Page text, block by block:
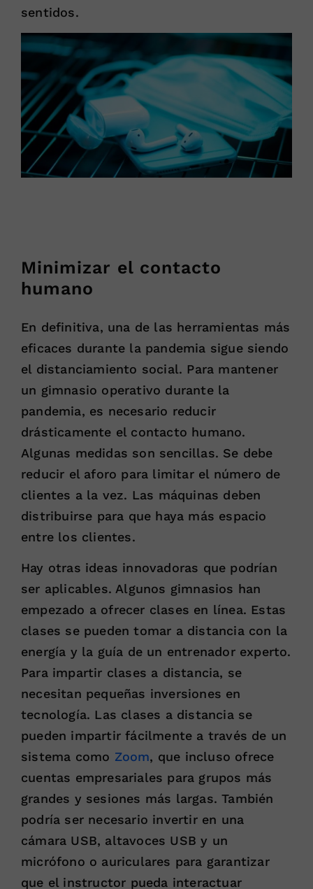
sentidos.
Minimizar el contacto
humano
En definitiva, una de las herramientas más
eficaces durante la pandemia sigue siendo
el distanciamiento social. Para mantener
un gimnasio operativo durante la
pandemia, es necesario reducir
drásticamente el contacto humano.
Algunas medidas son sencillas. Se debe
reducir el aforo para limitar el número de
clientes a la vez. Las máquinas deben
distribuirse para que haya más espacio
entre los clientes.
Hay otras ideas innovadoras que podrían
ser aplicables. Algunos gimnasios han
empezado a ofrecer clases en línea. Estas
clases se pueden tomar a distancia con la
energía y la guía de un entrenador experto.
Para impartir clases a distancia, se
necesitan pequeñas inversiones en
tecnología. Las clases a distancia se
pueden impartir fácilmente a través de un
sistema como Zoom, que incluso ofrece
cuentas empresariales para grupos más
grandes y sesiones más largas. También
podría ser necesario invertir en una
cámara USB, altavoces USB y un
micrófono o auriculares para garantizar
que el instructor pueda interactuar